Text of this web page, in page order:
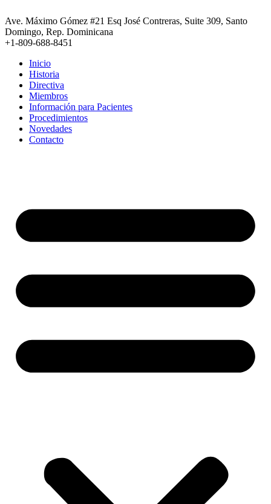
al
contenido
Ave. Máximo Gómez #21 Esq José Contreras, Suite 309, Santo
Domingo, Rep. Dominicana
+1-809-688-8451
Inicio
Historia
Directiva
Miembros
Información para Pacientes
Procedimientos
Novedades
Contacto